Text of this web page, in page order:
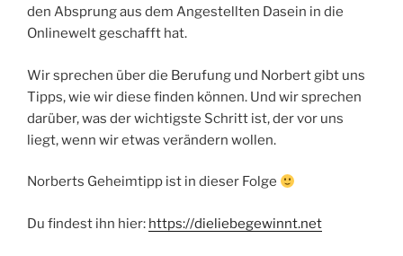
den Absprung aus dem Angestellten Dasein in die
Onlinewelt geschafft hat.
Wir sprechen über die Berufung und Norbert gibt uns
Tipps, wie wir diese finden können. Und wir sprechen
darüber, was der wichtigste Schritt ist, der vor uns
liegt, wenn wir etwas verändern wollen.
Norberts Geheimtipp ist in dieser Folge
Du findest ihn hier: https://dieliebegewinnt.net